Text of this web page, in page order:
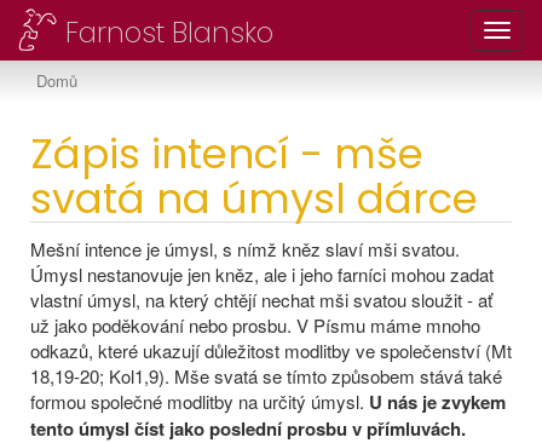
Farnost Blansko
Domů
Zápis intencí - mše
svatá na úmysl dárce
Mešní intence je úmysl, s nímž kněz slaví mši svatou.
Úmysl nestanovuje jen kněz, ale i jeho farníci mohou zadat
vlastní úmysl, na který chtějí nechat mši svatou sloužit - ať
už jako poděkování nebo prosbu. V Písmu máme mnoho
odkazů, které ukazují důležitost modlitby ve společenství (Mt
18,19-20; Kol1,9). Mše svatá se tímto způsobem stává také
formou společné modlitby na určitý úmysl. U nás je zvykem
tento úmysl číst jako poslední prosbu v přímluvách.